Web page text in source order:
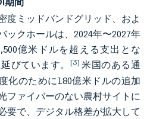
度ミッドバンドグリッド、およ
ックホールは、2024年〜2027年
億米ドルを超える支出とな
びています。 [3] 米国のある通
化のために180億米ドルの追加
ファイバーのない農村サイトに
要で、デジタル格差が拡大して